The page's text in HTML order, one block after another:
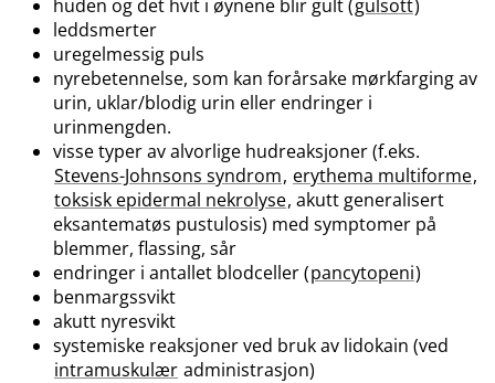
huden og det hvit i øynene blir gult (gulsott)
leddsmerter
uregelmessig puls
nyrebetennelse, som kan forårsake mørkfarging av
urin, uklar​/​blodig urin eller endringer i
urinmengden.
visse typer av alvorlige hudreaksjoner (f.eks.
Stevens-Johnsons syndrom, erythema multiforme,
toksisk epidermal nekrolyse, akutt generalisert
eksantematøs pustulosis) med symptomer på
blemmer, flassing, sår
endringer i antallet blodceller (pancytopeni)
benmargssvikt
akutt nyresvikt
systemiske reaksjoner ved bruk av lidokain (ved
intramuskulær administrasjon)